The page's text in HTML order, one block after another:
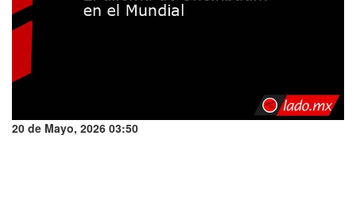
20 de Mayo, 2026 03:50